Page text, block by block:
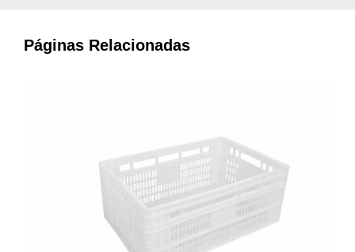
Páginas Relacionadas